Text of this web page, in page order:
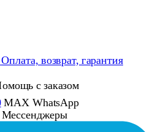
Оплата, возврат, гарантия
с заказом
MAX WhatsApp
Мессенджеры